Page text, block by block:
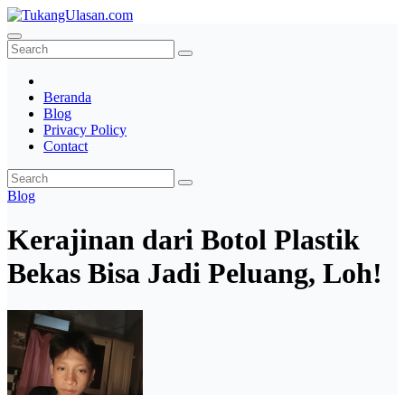
Skip
to
content
TukangUlasan.com
Baca Aja Dulu!
Beranda
Blog
Privacy Policy
Contact
Blog
Kerajinan dari Botol Plastik
Bekas Bisa Jadi Peluang, Loh!